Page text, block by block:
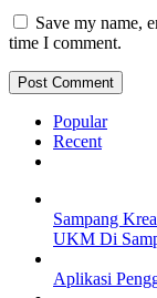
Save my name,
time I comment.
Popular
Recent
Sampang
UKM Di
Aplikasi